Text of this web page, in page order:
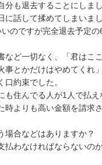
分も退去することにしまし
に話して揉めてしまいまし
のですが完全退去予定
など一切なく、「君はこ
事とかだけはやめてくれ
約束でした。
も住んでる人が1人で払
時よりも高い金額を請求
場合などはありますか？
払わなければならないの